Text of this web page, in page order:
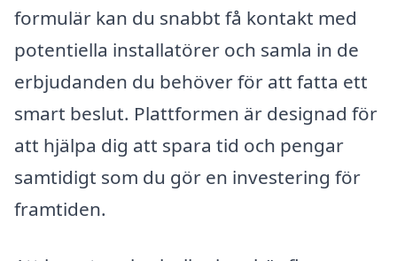
formulär kan du snabbt få kontakt med
potentiella installatörer och samla in de
erbjudanden du behöver för att fatta ett
smart beslut. Plattformen är designad för
att hjälpa dig att spara tid och pengar
samtidigt som du gör en investering för
framtiden.